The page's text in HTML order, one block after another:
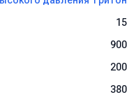
50 м
м до 50 м
15
900
200
380